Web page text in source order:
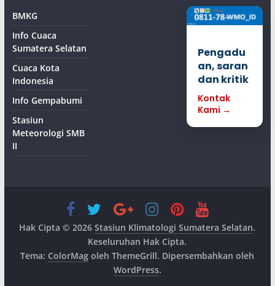
BMKG
Info Cuaca
Sumatera Selatan
Cuaca Kota
Indonesia
Info Gempabumi
Stasiun
Meteorologi SMB
II
Pengadu
an, saran
dan kritik
Kontak
Kami →
Hak Cipta © 2026Stasiun Klimatologi Sumatera Selatan.
Keseluruhan Hak Cipta.
Tema: ColorMag oleh ThemeGrill. Dipersembahkan oleh
WordPress.